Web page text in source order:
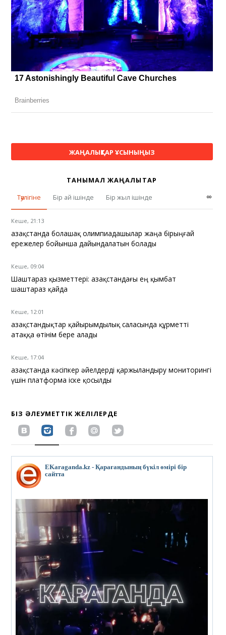
ЖАҢАЛЫҚТАР ҰСЫНЫҢЫЗ
ТАНЫМАЛ ЖАҢАЛЫҚТАР
Тәулігіне
Бір ай ішінде Бір жыл ішінде ∞
Кеше, 21:13
Қазақстанда болашақ олимпиадашылар жаңа бірыңғай
ережелер бойынша дайындалатын болады
Кеше, 09:04
Шаштараз қызметтері: Қазақстандағы ең қымбат
шаштараз қайда
Кеше, 12:01
Қазақстандықтар қайырымдылық саласында құрметті
атаққа өтінім бере алады
Кеше, 17:04
Қазақстанда кәсіпкер әйелдерді қаржыландыру мониторингі
үшін платформа іске қосылды
БІЗ ӘЛЕУМЕТТІК ЖЕЛІЛЕРДЕ
EKaraganda.kz - Қарағандының бүкіл өмірі бір
сайтта